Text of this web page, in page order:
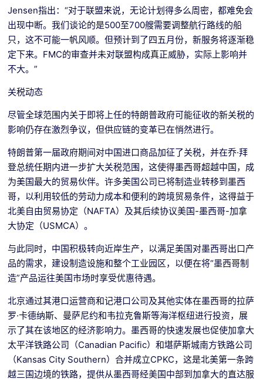
Jensen指出：“对于联盟来说，无论计划得多么周密，都难免会
出现中断。我们谈论的是500至700艘需要调整航行路线的船
只，这不可能一帆风顺。但预计到了四五月份，新服务将逐渐稳
定下来。FMC的审查并未对联盟构成真正威胁，实际上影响并
不大。”
关税动态
尽管全球范围内关于即将上任的特朗普政府可能征收的新关税的
影响仍存在激烈争议，但供应链的变革已在悄然进行。
特朗普第一届政府期间对中国进口商品加征了关税，并在乔·拜
登总统任期内进一步扩大关税范围，这使得墨西哥超越中国，成
为美国最大的贸易伙伴。许多美国公司已将制造业转移到墨西
哥，以利用较低的劳动力成本和便利的跨境贸易条件，这得益于
北美自由贸易协定（NAFTA）及其后续协议美国-墨西哥-加拿
大协定（USMCA）。
与此同时，中国积极转向近岸生产，以满足美国对墨西哥出口产
品的需求，建设制造设施和整个工业园区，以便在将“墨西哥制
造”产品运往美国市场时享受优惠待遇。
北京通过其港口运营商和记港口公司及其他实体在墨西哥的拉萨
罗·卡德纳斯、曼萨尼约和韦拉克鲁斯等海洋枢纽进行投资，展
示了其在该地区的经济影响力。墨西哥的快速发展也促使加拿大
太平洋铁路公司（Canadian Pacific）和堪萨斯城南方铁路公司
（Kansas City Southern）合并成立CPKC，这是北美第一条跨
越三国边境的铁路，提供从墨西哥经美国中部到加拿大的直达服